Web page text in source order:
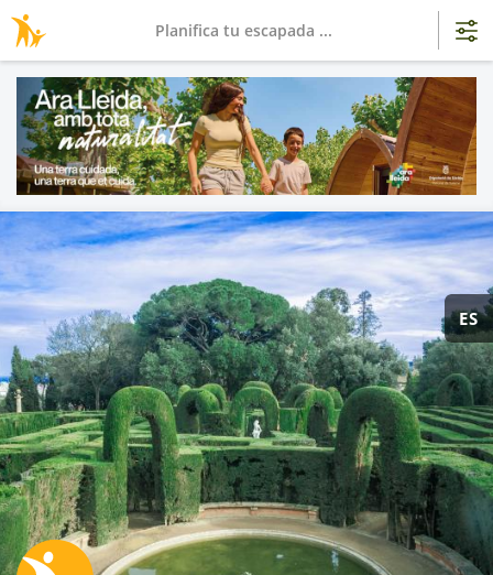
ES
Planifica tu escapada ...